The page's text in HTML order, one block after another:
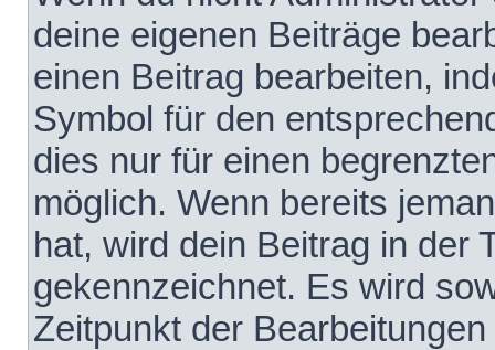
deine eigenen Beiträge
einen Beitrag bearbeiten,
Symbol für den
dies nur für einen
möglich. Wenn bereits
hat, wird dein Beitrag in der
gekennzeichnet. Es wird
Zeitpunkt der